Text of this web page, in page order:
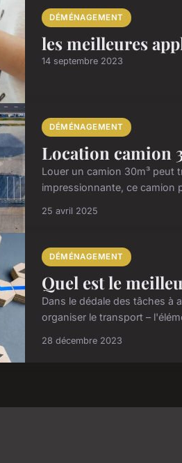
DÉMÉNAGEMENT
les meilleures
14 septembre 2023
DÉMÉNAGEMENT
Location camion
Louer un camion 30m³ peut
impressionnante, ce camion
25 avril 2025
DÉMÉNAGEMENT
Quel est le
Dans le dédale des tâches à
organiser le transport –
28 décembre 2023